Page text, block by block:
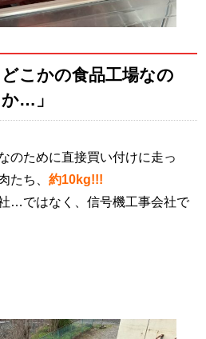
こかの食品工場なの
か…」
のために直接買い付けに走っ
たち、約10kg!!!
…ではなく、信号機工事会社で